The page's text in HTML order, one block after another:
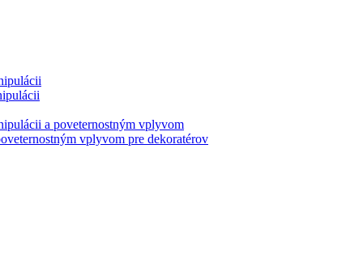
a poveternostným vplyvom
vplyvom pre dekoratérov